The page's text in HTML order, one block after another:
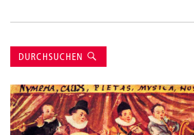
Suche
DURCHSUCHEN